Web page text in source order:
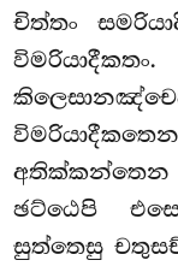
චිත්තං
ඡට්ඨෙපි
සුත්තෙසු